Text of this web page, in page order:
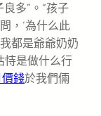
良多”。“孩子
，‘為什么此
都是爺爺奶奶
恃是做什么行
錢於我們倆